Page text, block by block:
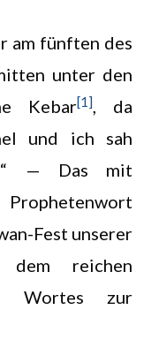
am fünften des
unter den
Kebar[1], da
und ich sah
“ — Das mit
Fest unserer
dem reichen
Wortes zur